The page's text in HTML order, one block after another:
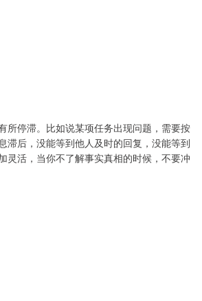
所停滞。比如说某项任务出现问题，需要按
滞后，没能等到他人及时的回复，没能等到
灵活，当你不了解事实真相的时候，不要冲